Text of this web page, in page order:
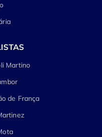
Martino
de França